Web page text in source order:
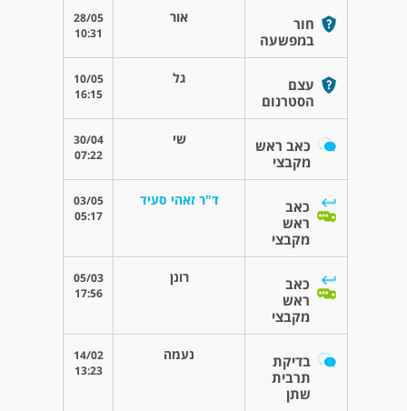
חור
במפשעה
אור
28/05
10:31
עצם
הסטרנום
גל
10/05
16:15
כאב ראש
מקבצי
שי
30/04
07:22
כאב
ראש
מקבצי
ד"ר זאהי סעיד
03/05
05:17
כאב
ראש
מקבצי
רונן
05/03
17:56
בדיקת
תרבית
שתן
נעמה
14/02
13:23